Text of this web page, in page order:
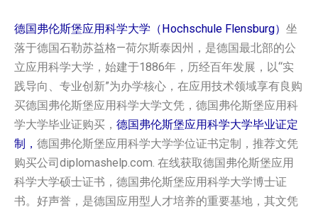
德国弗伦斯堡应用科学大学（Hochschule Flensburg） 坐
落于德国石勒苏益格—荷尔斯泰因州，是德国最北部的公
立应用科学大学，始建于1886年，历经百年发展，以“实
践导向、专业创新”为办学核心，在应用技术领域享有良购
买德国弗伦斯堡应用科学大学文凭，德国弗伦斯堡应用科
学大学毕业证购买， 德国弗伦斯堡应用科学大学毕业证定
制， 德国弗伦斯堡应用科学大学学位证书定制，推荐文凭
购买公司diplomashelp.com. 在线获取德国弗伦斯堡应用
科学大学硕士证书，德国弗伦斯堡应用科学大学博士证
书。好声誉，是德国应用型人才培养的重要基地，其文凭